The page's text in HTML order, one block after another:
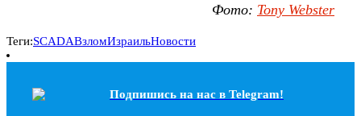
Фото: Tony Webster
Теги:SCADAВзломИзраильНовости
Подпишись на наc в Telegram!